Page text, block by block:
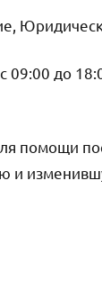
09:00 до
помощи
и